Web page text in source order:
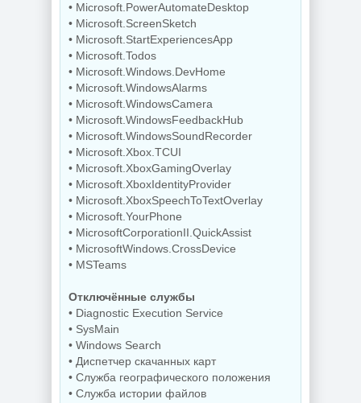
Резервное
копирование
Hasleo Backup
Suite 5.9.2.1 by
Dodakaedr
NEW
Редактор
изображений Krita
5.3.3 by 7997
процессами
Lasso Pro
18.2.3.42
NEW
11.3 by KpoJIuK
NEW
NEW
• Microsoft.PowerAutomateDesktop
• Microsoft.ScreenSketch
• Microsoft.StartExperiencesApp
• Microsoft.Todos
• Microsoft.Windows.DevHome
• Microsoft.WindowsAlarms
• Microsoft.WindowsCamera
• Microsoft.WindowsFeedbackHub
• Microsoft.WindowsSoundRecorder
• Microsoft.Xbox.TCUI
• Microsoft.XboxGamingOverlay
• Microsoft.XboxIdentityProvider
• Microsoft.XboxSpeechToTextOverlay
• Microsoft.YourPhone
• MicrosoftCorporationII.QuickAssist
• MicrosoftWindows.CrossDevice
• MSTeams
Отключённые службы
• Diagnostic Execution Service
• SysMain
• Windows Search
• Диспетчер скачанных карт
• Служба географического положения
• Служба истории файлов